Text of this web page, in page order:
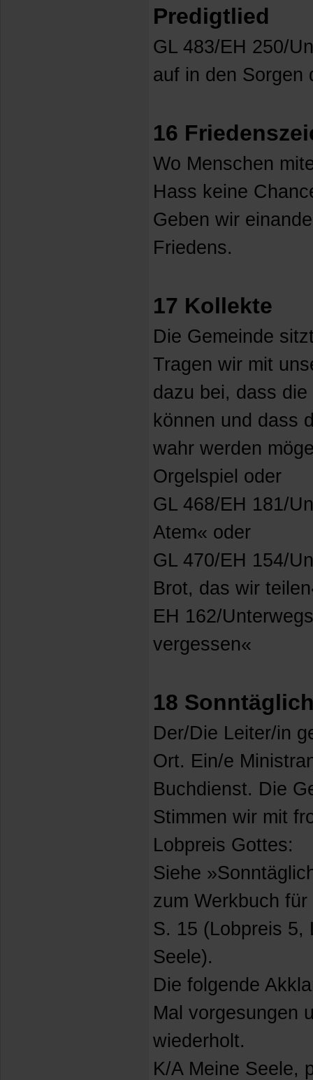
Predigtlied
GL 483/EH 250/
auf in den Sorgen
16
Wo Menschen
Hass keine
Geben wir
Friedens.
17 Kollekte
Die Gemeinde
Tragen wir mit
dazu bei, dass
können und dass
wahr werden
Orgelspiel oder
GL 468/EH 181/
Atem« oder
GL 470/EH 154/
Brot, das wir
EH 162/
vergessen«
18
Der/Die Leiter/in
Ort. Ein/e
Buchdienst. Die
Stimmen wir mit
Lobpreis Gottes:
Siehe
zum Werkbuch
S. 15 (Lobpreis 5,
Seele).
Die folgende
Mal vorgesungen
wiederholt.
K/A Meine Seele,